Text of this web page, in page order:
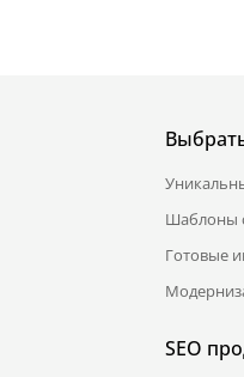
Шаблоны
Готовые
SEO